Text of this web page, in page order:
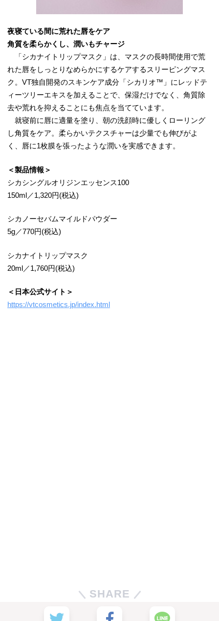
夜寝ている間に荒れた唇をケア
角質を柔らかくし、潤いもチャージ
「シカナイトリップマスク」は、マスクの長時間使用で荒
れた唇をしっとりなめらかにするケアするスリーピングマス
ク。VT独自開発のスキンケア成分「シカリオ™」にレッドテ
ィーツリーエキスを加えることで、保湿だけでなく、角質除
去や荒れを抑えることにも焦点を当てています。
就寝前に唇に適量を塗り、朝の洗顔時に優しくローリング
し角質をケア。柔らかいテクスチャーは少量でも伸びがよ
く、唇に1枚膜を張ったような潤いを実感できます。
＜製品情報＞
シカシングルオリジンエッセンス100
150ml／1,320円(税込)
シカノーセバムマイルドパウダー
5g／770円(税込)
シカナイトリップマスク
20ml／1,760円(税込)
＜日本公式サイト＞
https://vtcosmetics.jp/index.html
SHARE